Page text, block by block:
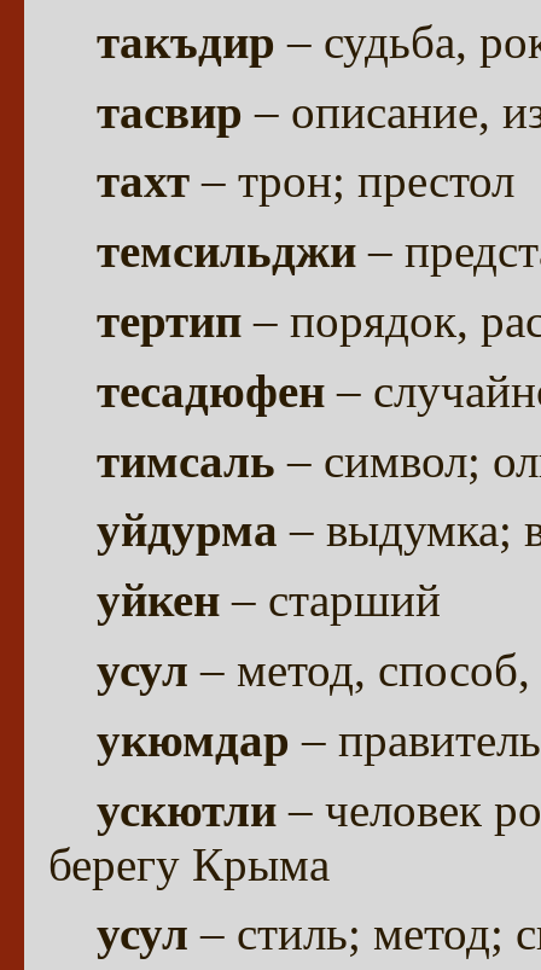
такъдир – судьба,
тасвир – описание,
тахт– трон; престол
темсильджи–
тертип– порядок,
тесадюфен–
тимсаль – символ;
уйдурма – выдумка;
уйкен– старший
усул – метод,
укюмдар –
ускютли– человек
берегу Крыма
усул – стиль; метод;